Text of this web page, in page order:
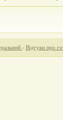
› Відгуки про